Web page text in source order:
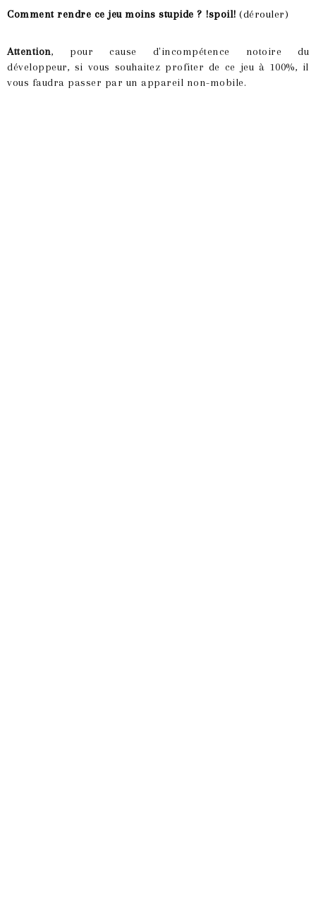
Comment rendre ce jeu moins stupide ? !spoil! (dérouler)
Attention, pour cause d'incompétence notoire du
développeur, si vous souhaitez profiter de ce jeu à 100%, il
vous faudra passer par un appareil non-mobile.